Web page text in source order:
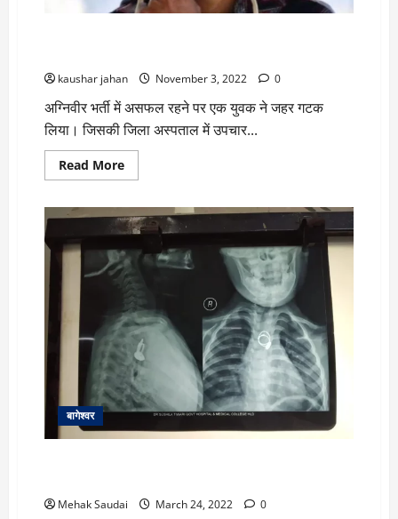
हो
kaushar jahan November 3, 2022 0
अग्निवीर भर्ती में असफल रहने पर एक युवक ने जहर गटक
लिया। जिसकी जिला अस्पताल में उपचार...
Read MoreRead
more
में
अग्निवीर
भर्ती
में
असफल
होने
पर
युवक
ने
गटका
जहर,
जिला
अस्पताल
में
मौ’त
बागेश्वर
Mehak Saudai March 24, 2022 0